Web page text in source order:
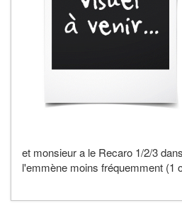
et monsieur a le Recaro 1/2/3
l'emmène moins fréquemment (1